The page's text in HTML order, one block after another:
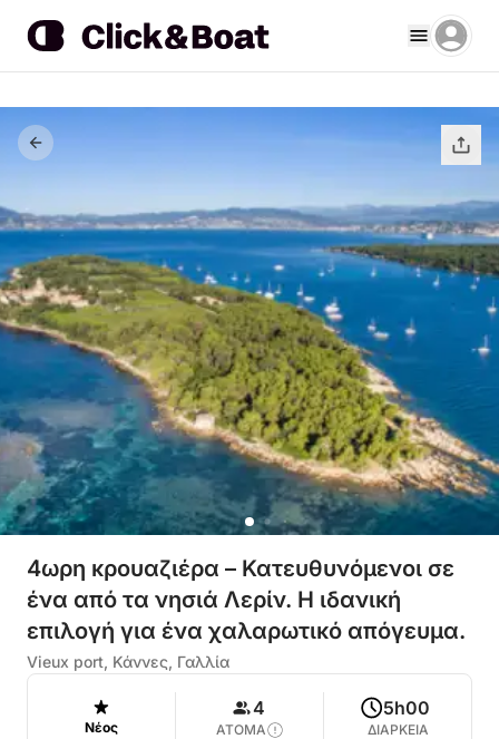
4ωρη κρουαζιέρα – Κατευθυνόμενοι σε
ένα από τα νησιά Λερίν. Η ιδανική
επιλογή για ένα χαλαρωτικό απόγευμα.
Vieux port, Κάννες, Γαλλία
Νέος
4
ΑΤΟΜΑ
5h00
ΔΙΑΡΚΕΙΑ